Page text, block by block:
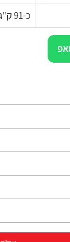
כ-91 ק"ג